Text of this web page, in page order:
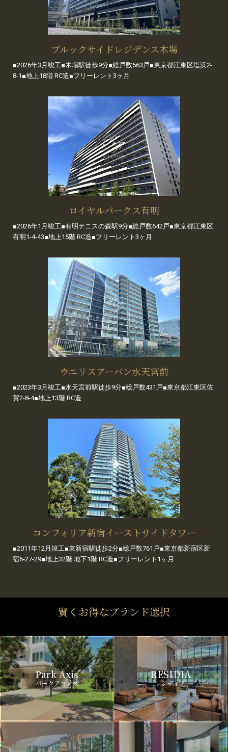
ブルックサイドレジデンス木場
■2026年3月竣工■木場駅徒歩9分■総戸数563戸■東京都江東区塩浜2-
8-1■地上18階 RC造■フリーレント3ヶ月
ロイヤルパークス有明
■2026年1月竣工■有明テニスの森駅9分■総戸数642戸■東京都江東区
有明1-4-43■地上15階 RC造■フリーレント3ヶ月
ウエリスアーバン水天宮前
■2023年3月竣工■水天宮前駅徒歩9分■総戸数431戸■東京都江東区佐
賀2-8-4■地上13階 RC造
コンフォリア新宿イーストサイドタワー
■2011年12月竣工■東新宿駅徒歩2分■総戸数761戸■東京都新宿区新
宿6-27-29■地上32階 地下1階 RC造■フリーレント1ヶ月
賢くお得なブランド選択
Park Axis
パークアクシス
RESIDIA
レジディア